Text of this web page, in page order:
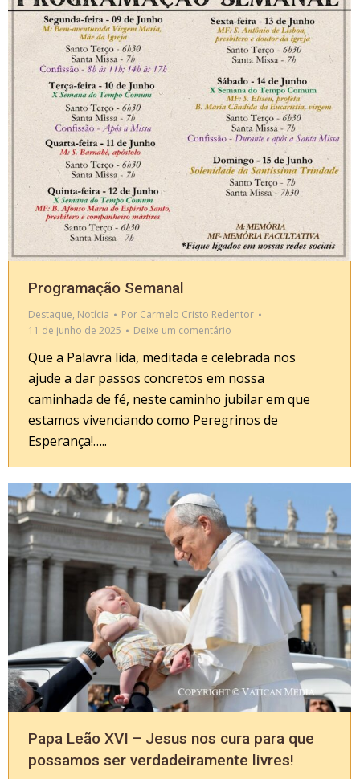
Programação Semanal
Destaque, Notícia Por Carmelo Cristo Redentor
11 de junho de 2025
Deixe um comentário
Que a Palavra lida, meditada e celebrada nos
ajude a dar passos concretos em nossa
caminhada de fé, neste caminho jubilar em que
estamos vivenciando como Peregrinos de
Esperança!…..
Papa Leão XVI – Jesus nos cura para que
possamos ser verdadeiramente livres!